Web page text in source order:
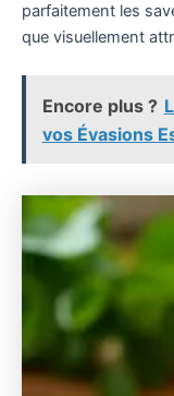
parfaitement les
que visuellement
Encore plus ?
vos Évasions